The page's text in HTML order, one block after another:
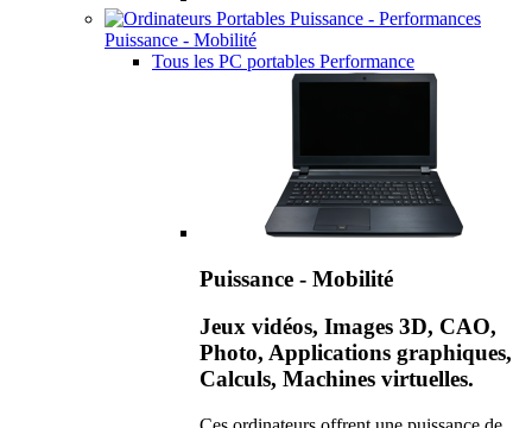
Puissance - Mobilité
Tous les PC portables Performance
Puissance - Mobilité
Jeux vidéos, Images 3D, CAO,
Photo, Applications graphiques,
Calculs, Machines virtuelles.